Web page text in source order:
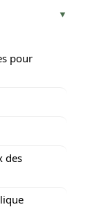
pour
des